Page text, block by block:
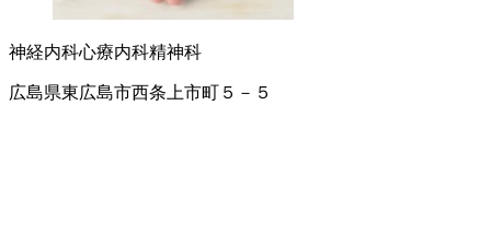
神経内科心療内科精神科
広島県東広島市西条上市町５－５